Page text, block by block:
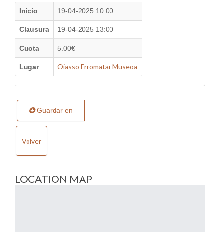
Inicio 19-04-2025 10:00
Clausura 19-04-2025 13:00
Cuota 5.00€
Lugar Oiasso Erromatar Museoa
Guardar en
Volver
LOCATION MAP